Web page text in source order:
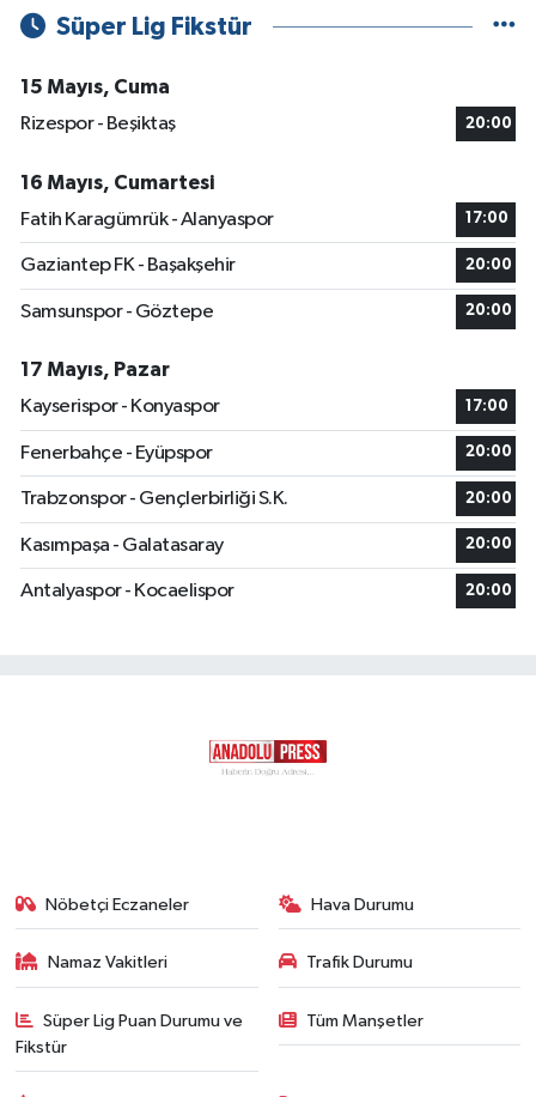
Süper Lig Fikstür
15 Mayıs, Cuma
Rizespor - Beşiktaş
20:00
16 Mayıs, Cumartesi
Fatih Karagümrük - Alanyaspor
17:00
Gaziantep FK - Başakşehir 20:00
Samsunspor - Göztepe 20:00
17 Mayıs, Pazar
Kayserispor - Konyaspor
17:00
Fenerbahçe - Eyüpspor 20:00
Trabzonspor - Gençlerbirliği S.K. 20:00
Kasımpaşa - Galatasaray 20:00
Antalyaspor - Kocaelispor 20:00
Nöbetçi Eczaneler Hava Durumu
Namaz Vakitleri Trafik Durumu
Süper Lig Puan Durumu ve
Fikstür
Tüm Manşetler